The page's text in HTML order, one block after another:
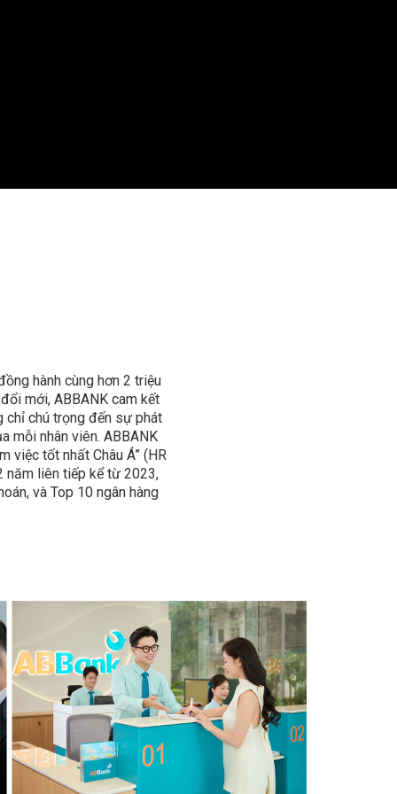
hành cùng hơn 2 triệu
mới, ABBANK cam kết
chỉ chú trọng đến sự phát
mỗi nhân viên. ABBANK
việc tốt nhất Châu Á” (HR
năm liên tiếp kể từ 2023,
và Top 10 ngân hàng